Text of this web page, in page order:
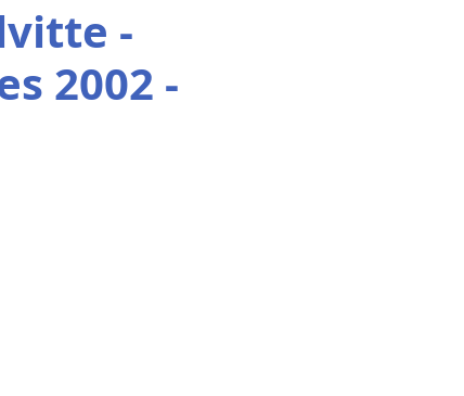
-
2002 -